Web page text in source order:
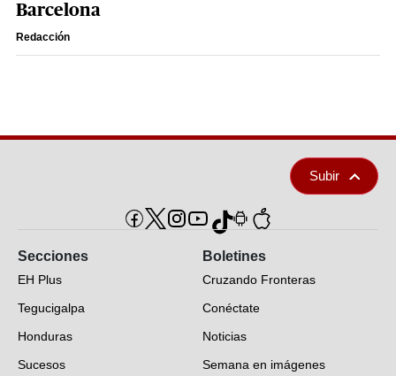
Barcelona
Redacción
Subir
Secciones
EH Plus
Tegucigalpa
Honduras
Sucesos
Boletines
Cruzando Fronteras
Conéctate
Noticias
Semana en imágenes